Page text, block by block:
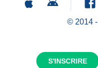
S'INSCRIRE
© 2014 -